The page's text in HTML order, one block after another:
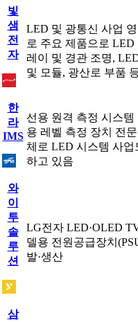
빛
샘
전
자
LED 및 광통신 사업 영
로 주요 제품으로 LED
레이 및 경관 조명,
및 모듈, 광산로 부품
한
라
IMS
선용 원격 측정 시스템
용 레벨 측정 장치 전
체로 LED 시스템 사업
하고 있음
와
이
투
솔
루
션
LG전자 LED·OLED
델용 전원공급장치
발·생산
삼